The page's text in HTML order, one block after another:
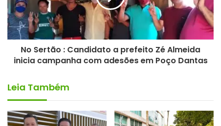
responsabilidade do prefeito municipal com a saúde da
Espinhara.
No Sertão : Candidato a prefeito Zé Almeida
inicia campanha com adesões em Poço Dantas
Leia Também